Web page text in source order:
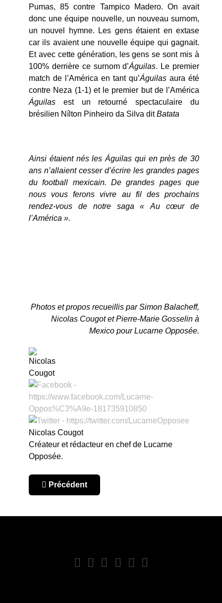
Pumas, 85 contre Tampico Madero. On avait
donc une équipe nouvelle, un nouveau surnom,
un nouvel hymne. Les gens étaient en extase
car ils avaient une nouvelle équipe qui gagnait.
Et avec cette génération, les gens se sont mis à
100% derrière ce surnom d’Águilas. Le premier
match de l’América en tant qu’Águilas aura été
contre Neza (1-1) et le premier but de l’América
Águilas est un retourné spectaculaire du
brésilien Nílton Pinheiro da Silva ditBatata
Ainsi étaient nés les Águilas qui en près de 30
ans n’allaient cesser d’écrire les grandes pages
du football mexicain. De grandes pages que
nous vous ferons vivre au fil des prochains
rendez-vous de notre saga « Au cœur de
l’América ».
Photos et propos recueillis par Simon Balacheff,
Nicolas Cougot et Pierre-Marie Gosselin à
Mexico pour Lucarne Opposée.
Nicolas Cougot
Créateur et rédacteur en chef de Lucarne
Opposée.
Article précédent : Au cœur de l’América,
Précédent